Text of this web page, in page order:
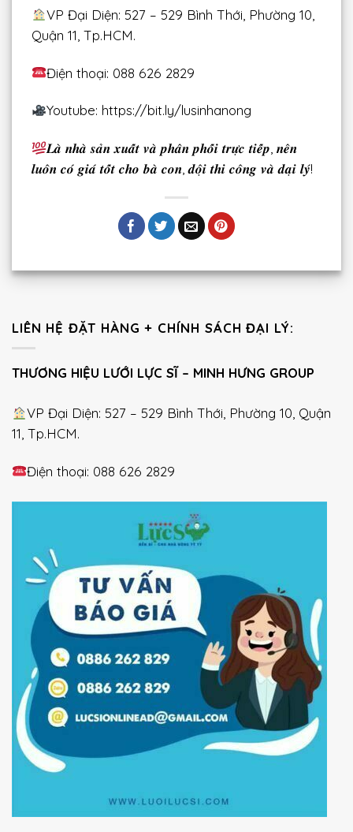
VP Đại Diện: 527 – 529 Bình Thới, Phường 10,
Quận 11, Tp.HCM.
Điện thoại: 088 626 2829
Youtube: https://bit.ly/lusinhanong
𝑳𝒂̀ 𝒏𝒉𝒂̀ 𝒔𝒂̉𝒏 𝒙𝒖𝒂̂́𝒕 𝒗𝒂̀ 𝒑𝒉𝒂̂𝒏 𝒑𝒉𝒐̂́𝒊 𝒕𝒓𝒖̛̣𝒄 𝒕𝒊𝒆̂́𝒑, 𝒏𝒆̂𝒏
𝒍𝒖𝒐̂𝒏 𝒄𝒐́ 𝒈𝒊𝒂́ 𝒕𝒐̂́𝒕 𝒄𝒉𝒐 𝒃𝒂̀ 𝒄𝒐𝒏, 𝒅𝒐̣̂𝒊 𝒕𝒉𝒊 𝒄𝒐̂𝒏𝒈 𝒗𝒂̀ 𝒅𝒂̣𝒊 𝒍𝒚́!
LIÊN HỆ ĐẶT HÀNG + CHÍNH SÁCH ĐẠI LÝ:
THƯƠNG HIỆU LƯỚI LỰC SĨ – MINH HƯNG GROUP
VP Đại Diện: 527 – 529 Bình Thới, Phường 10, Quận
11, Tp.HCM.
Điện thoại: 088 626 2829